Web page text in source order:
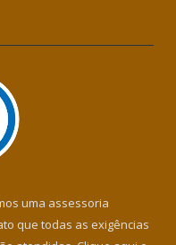
uma assessoria
que todas as exigências